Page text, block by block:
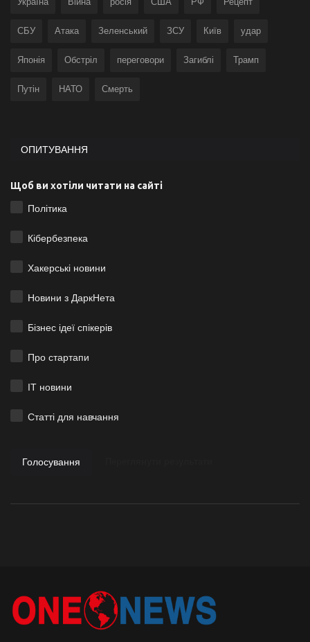
СБУ Атака Зеленський ЗСУ Київ удар
Японія Обстріл переговори Загиблі Трамп
Путін НАТО Смерть
ОПИТУВАННЯ
Щоб ви хотіли читати на сайті
Політика
Кібербезпека
Хакерські новини
Новини з ДаркНета
Бізнес ідеї спікерів
Про стартапи
ІТ новини
Статті для навчання
Голосування